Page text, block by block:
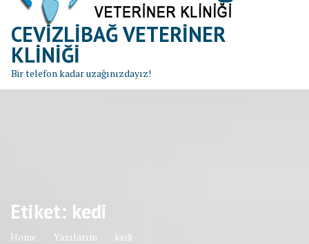
t
CEVIZLIBAĞ VETERINER
KLINIĞI
Bir telefon kadar uzağınızdayız!
Etiket: kedi
Home Yazılarım kedi